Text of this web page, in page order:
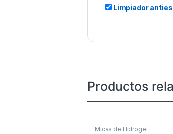
Limpiador
Productos
Micas de Hidrogel